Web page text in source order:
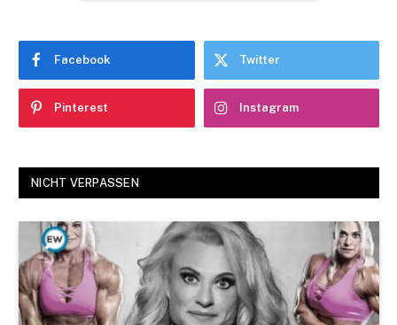
Facebook Twitter
Pinterest Instagram
NICHT VERPASSEN